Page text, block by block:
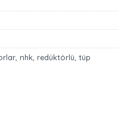
nhk redüktörlü tüp